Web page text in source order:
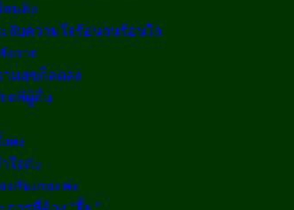
นลิง
งับความใจร้อนจนร้อนใจ
งกาย
มสุขก็ลดลง
ดสีผู้อื่น
คะ
ใจค่ะ
งกันเถอะค่ะ